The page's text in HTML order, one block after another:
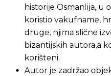
historije Osmanlija, u
koristio vakufname,
druge, njima slične
bizantijskih autora,a
korišteni.
Autor je zadržao